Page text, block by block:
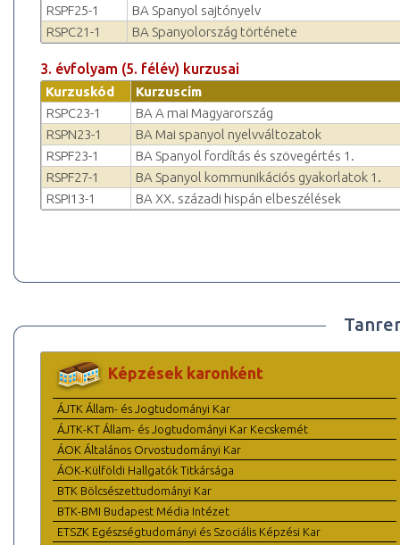
RSPF25-1
BA Spanyol sajtónyelv
RSPC21-1
BA Spanyolország története
3. évfolyam (5. félév) kurzusai
Kurzuskód
Kurzuscím
RSPC23-1
BA A mai Magyarország
RSPN23-1
BA Mai spanyol nyelvváltozatok
RSPF23-1
BA Spanyol fordítás és szövegértés 1.
RSPF27-1
BA Spanyol kommunikációs gyakorlatok 1.
RSPI13-1
BA XX. századi hispán elbeszélések
Képzések karonként
ÁJTK Állam- és Jogtudományi Kar
ÁJTK-KT Állam- és Jogtudományi Kar Kecskemét
ÁOK Általános Orvostudományi Kar
ÁOK-Külföldi Hallgatók Titkársága
BTK Bölcsészettudományi Kar
BTK-BMI Budapest Média Intézet
ETSZK Egészségtudományi és Szociális Képzési Kar